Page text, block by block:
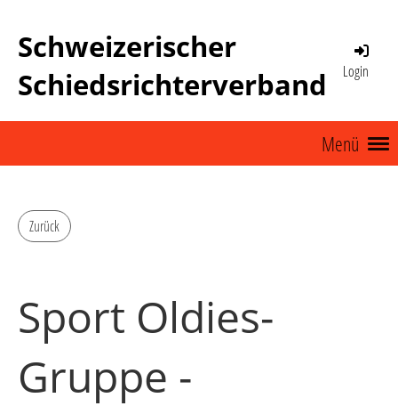
Schweizerischer
Schiedsrichterverband
Login
Menü
Zurück
Sport Oldies-
Gruppe -